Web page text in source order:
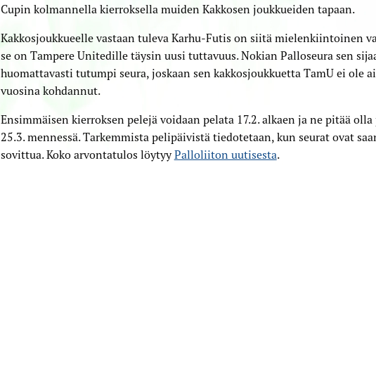
Cupin kolmannella kierroksella muiden Kakkosen joukkueiden tapaan.
Kakkosjoukkueelle vastaan tuleva Karhu-Futis on siitä mielenkiintoinen
se on Tampere Unitedille täysin uusi tuttavuus. Nokian Palloseura sen
huomattavasti tutumpi seura, joskaan sen kakkosjoukkuetta TamU ei ole
vuosina kohdannut.
Ensimmäisen kierroksen pelejä voidaan pelata 17.2. alkaen ja ne pitää
25.3. mennessä. Tarkemmista pelipäivistä tiedotetaan, kun seurat ovat
sovittua. Koko arvontatulos löytyyPalloliiton uutisesta.